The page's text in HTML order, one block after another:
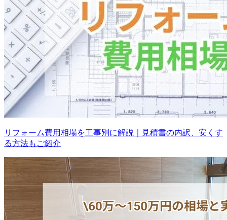
リフォーム費用相場を工事別に解説｜見積書の内訳、安くす
る方法もご紹介